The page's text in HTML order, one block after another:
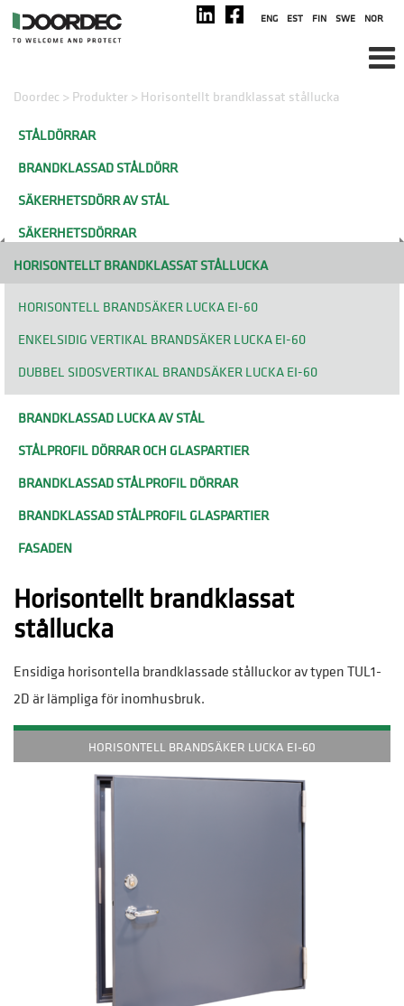
ENG EST FIN SWE NOR
Doordec >Produkter >Horisontellt brandklassat stållucka
STÅLDÖRRAR
BRANDKLASSAD STÅLDÖRR
SÄKERHETSDÖRR AV STÅL
SÄKERHETSDÖRRAR
HORISONTELLT BRANDKLASSAT STÅLLUCKA
HORISONTELL BRANDSÄKER LUCKA EI-60
ENKELSIDIG VERTIKAL BRANDSÄKER LUCKA EI-60
DUBBEL SIDOSVERTIKAL BRANDSÄKER LUCKA EI-60
BRANDKLASSAD LUCKA AV STÅL
STÅLPROFIL DÖRRAR OCH GLASPARTIER
BRANDKLASSAD STÅLPROFIL DÖRRAR
BRANDKLASSAD STÅLPROFIL GLASPARTIER
FASADEN
Horisontellt brandklassat
stållucka
Ensidiga horisontella brandklassade stålluckor av typen TUL1-
2D är lämpliga för inomhusbruk.
HORISONTELL BRANDSÄKER LUCKA EI-60